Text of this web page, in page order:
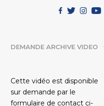
DEMANDE ARCHIVE VIDEO
Cette vidéo est disponible
sur demande par le
formulaire de contact ci-